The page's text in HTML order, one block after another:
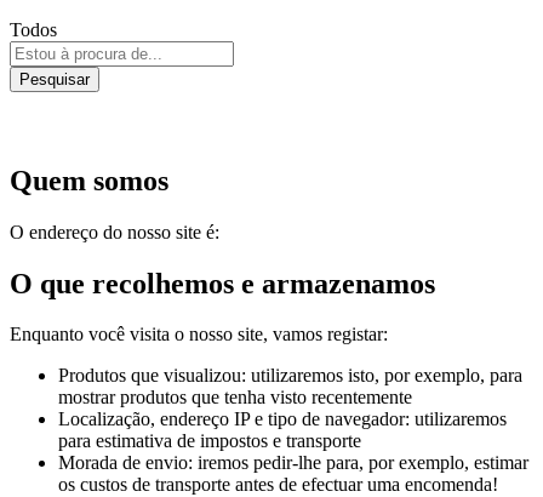
Todos
Pesquisar
Quem somos
O endereço do nosso site é:
O que recolhemos e armazenamos
Enquanto você visita o nosso site, vamos registar:
Produtos que visualizou: utilizaremos isto, por exemplo, para
mostrar produtos que tenha visto recentemente
Localização, endereço IP e tipo de navegador: utilizaremos
para estimativa de impostos e transporte
Morada de envio: iremos pedir-lhe para, por exemplo, estimar
os custos de transporte antes de efectuar uma encomenda!